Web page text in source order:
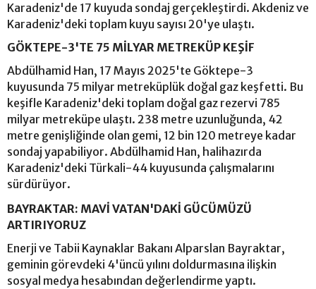
Karadeniz'de 17 kuyuda sondaj gerçekleştirdi. Akdeniz ve
Karadeniz'deki toplam kuyu sayısı 20'ye ulaştı.
GÖKTEPE-3'TE 75 MİLYAR METREKÜP KEŞİF
Abdülhamid Han, 17 Mayıs 2025'te Göktepe-3
kuyusunda 75 milyar metreküplük doğal gaz keşfetti. Bu
keşifle Karadeniz'deki toplam doğal gaz rezervi 785
milyar metreküpe ulaştı. 238 metre uzunluğunda, 42
metre genişliğinde olan gemi, 12 bin 120 metreye kadar
sondaj yapabiliyor. Abdülhamid Han, halihazırda
Karadeniz'deki Türkali-44 kuyusunda çalışmalarını
sürdürüyor.
BAYRAKTAR: MAVİ VATAN'DAKİ GÜCÜMÜZÜ
ARTIRIYORUZ
Enerji ve Tabii Kaynaklar Bakanı Alparslan Bayraktar,
geminin görevdeki 4'üncü yılını doldurmasına ilişkin
sosyal medya hesabından değerlendirme yaptı.